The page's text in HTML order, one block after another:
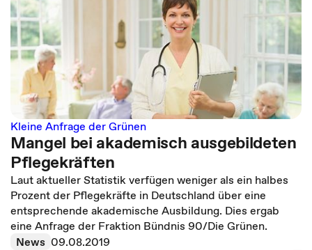
Kleine Anfrage der Grünen
Mangel bei akademisch ausgebildeten
Pflegekräften
Laut aktueller Statistik verfügen weniger als ein halbes
Prozent der Pflegekräfte in Deutschland über eine
entsprechende akademische Ausbildung. Dies ergab
eine Anfrage der Fraktion Bündnis 90/Die Grünen.
News 09.08.2019